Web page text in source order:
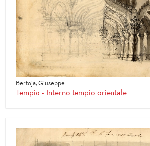
Bertoja, Giuseppe
Tempio - Interno tempio orientale